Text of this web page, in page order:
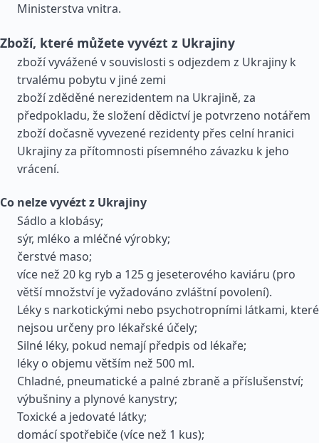
Ministerstva vnitra.
Zboží, které můžete vyvézt z Ukrajiny
zboží vyvážené v souvislosti s odjezdem z Ukrajiny k
trvalému pobytu v jiné zemi
zboží zděděné nerezidentem na Ukrajině, za
předpokladu, že složení dědictví je potvrzeno notářem
zboží dočasně vyvezené rezidenty přes celní hranici
Ukrajiny za přítomnosti písemného závazku k jeho
vrácení.
Co nelze vyvézt z Ukrajiny
Sádlo a klobásy;
sýr, mléko a mléčné výrobky;
čerstvé maso;
více než 20 kg ryb a 125 g jeseterového kaviáru (pro
větší množství je vyžadováno zvláštní povolení).
Léky s narkotickými nebo psychotropními látkami, které
nejsou určeny pro lékařské účely;
Silné léky, pokud nemají předpis od lékaře;
léky o objemu větším než 500 ml.
Chladné, pneumatické a palné zbraně a příslušenství;
výbušniny a plynové kanystry;
Toxické a jedovaté látky;
domácí spotřebiče (více než 1 kus);